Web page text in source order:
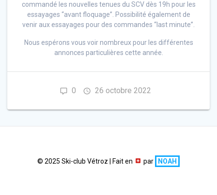
commandé les nouvelles tenues du SCV dès 19h pour les
essayages “avant floquage”. Possibilité également de
venir aux essayages pour des commandes “last minute”.
Nous espérons vous voir nombreux pour les différentes
annonces particulières cette année.
0 26 octobre 2022
© 2025 Ski-club Vétroz | Fait en par NOAH